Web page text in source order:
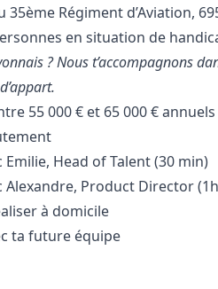
35ème Régiment d’Aviation,
en situation de
? Nous t’accompagnons
55 000 € et 65 000 € annuels
Head of Talent (30 min)
Alexandre, Product Director
à domicile
ta future équipe